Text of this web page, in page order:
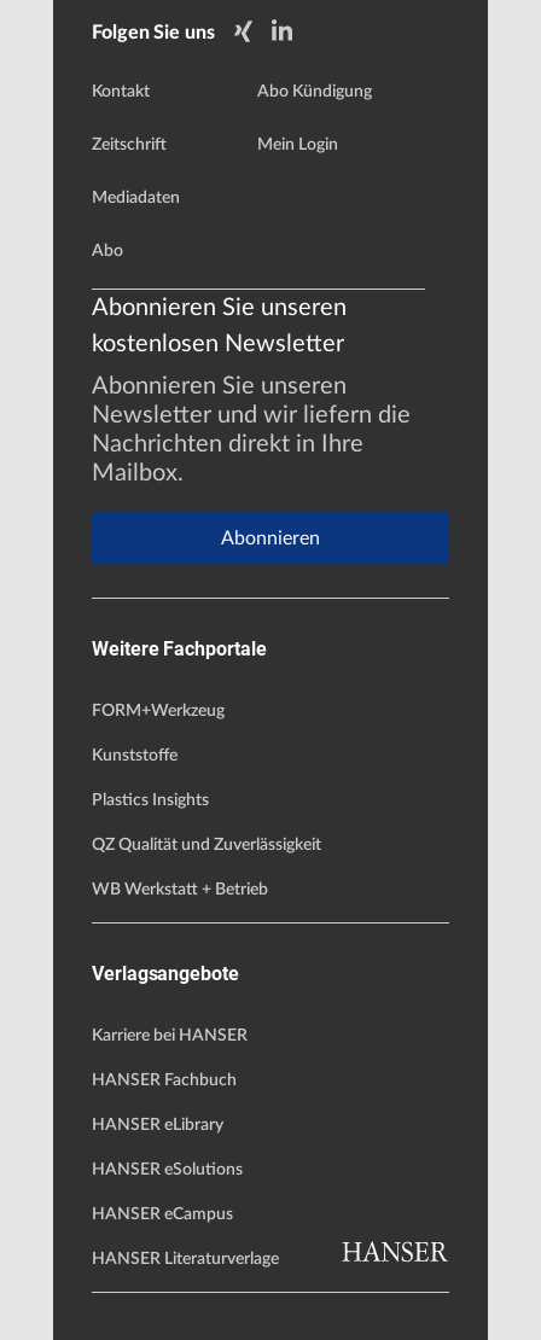
Folgen Sie uns
Kontakt
Zeitschrift
Mediadaten
Abo
Abo Kündigung
Mein Login
Abonnieren Sie unseren
kostenlosen Newsletter
Abonnieren Sie unseren
Newsletter und wir liefern die
Nachrichten direkt in Ihre
Mailbox.
Abonnieren
Weitere Fachportale
FORM+Werkzeug
Kunststoffe
Plastics Insights
QZ Qualität und Zuverlässigkeit
WB Werkstatt + Betrieb
Verlagsangebote
Karriere bei HANSER
HANSER Fachbuch
HANSER eLibrary
HANSER eSolutions
HANSER eCampus
HANSER Literaturverlage